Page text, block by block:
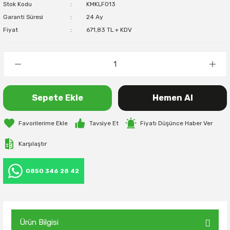
Stok Kodu
KMKLF013
Garanti Süresi
24 Ay
Fiyat
671,83 TL + KDV
Sepete Ekle Hemen Al
Tavsiye Et Fiyatı Düşünce Haber Ver
Karşılaştır
0850 346 28 42
Ürün Bilgisi